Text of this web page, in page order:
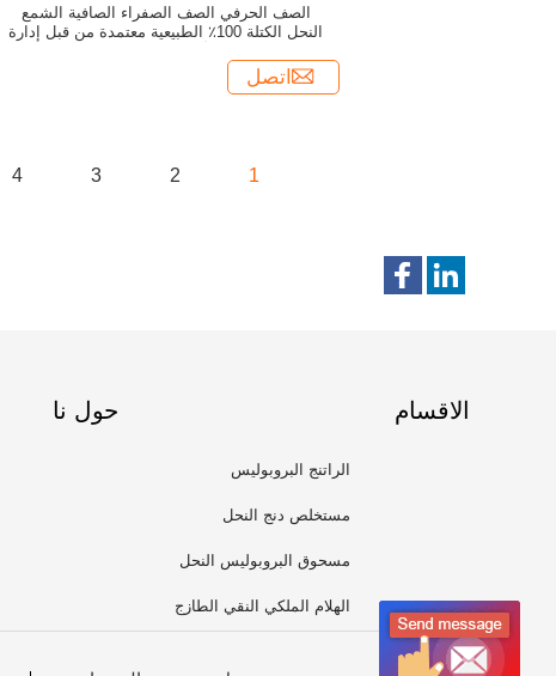
الصف الحرفي الصف الصفراء الصافية الشمع
النحل الكتلة 100٪ الطبيعية معتمدة من قبل إدارة
اتصل
1
2
3
4
الاقسام
الراتنج البروبوليس
مستخلص دنج النحل
مسحوق البروبوليس النحل
الهلام الملكي النقي الطازج
حول نا